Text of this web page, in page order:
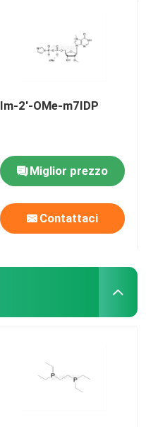
Im-2'-OMe-m7IDP
Miglior prezzo
Contattaci